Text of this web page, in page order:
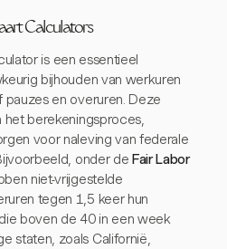
Calculators
is een essentieel
bijhouden van werkuren
en overuren. Deze
het berekeningsproces,
voor naleving van federale
onder de Fair Labor
niet-vrijgestelde
tegen 1,5 keer hun
boven de 40 in een week
staten, zoals Californië,